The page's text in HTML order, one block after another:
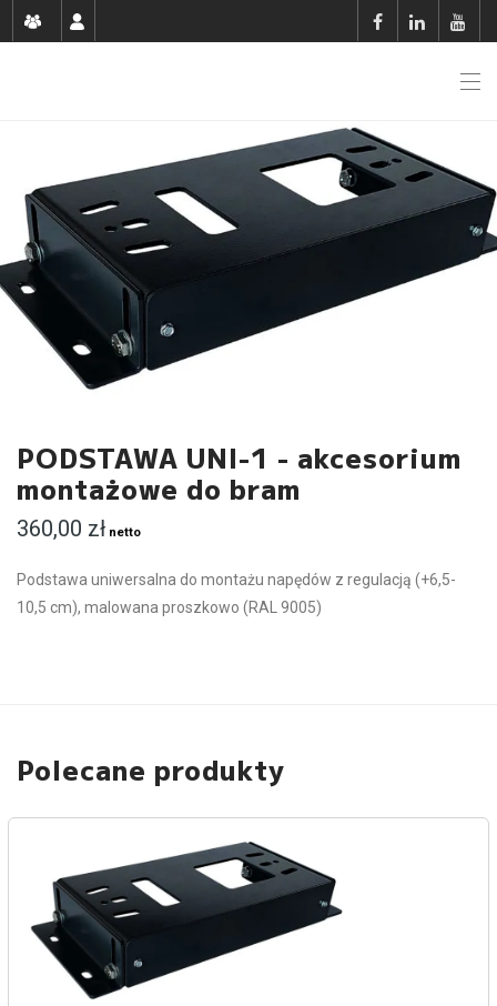
PODSTAWA UNI-1 - akcesorium
montażowe do bram
360,00 zł netto
Podstawa uniwersalna do montażu napędów z regulacją (+6,5-
10,5 cm), malowana proszkowo (RAL 9005)
Polecane produkty